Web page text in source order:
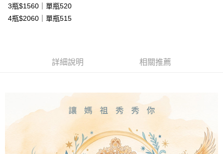
資料（包含姓名、電話或地址）提供予台灣大哥大進項蒐集、處理及利用，
由本公司與您本人進行分期帳單所需資料之確認、核對及更正。
3.完整用戶服務條款，請詳閱以下連結：
是否繳費成功／繳費後需取消欲退款等相關疑問，請聯繫「AFTEE先享後付
客戶支援中心」https://netprotections.freshdesk.com/support/home
權轉讓予恩沛科技股份有限公司。
「AFTEE先享後付」，若未經同意申辦者引起之損失，本公司不負相關責
４．使用「AFTEE先享後付」時，將依據個別帳號之用戶狀況，依本公司即
時審查核予不同之上限額度；若仍有額度不足之情形，本公司將視審查結果
請求用戶進行身份認證。
５．嚴禁一人註冊多個帳號或使用他人資訊註冊。若發現惡意使用之情形，
恩沛科技股份有限公司將有權停止該用戶之使用額度並採取法律行動。
付款後7-11取貨
貨到付款
免運費
3瓶$1560｜單瓶520
4瓶$2060｜單瓶515
詳細說明 相關推薦